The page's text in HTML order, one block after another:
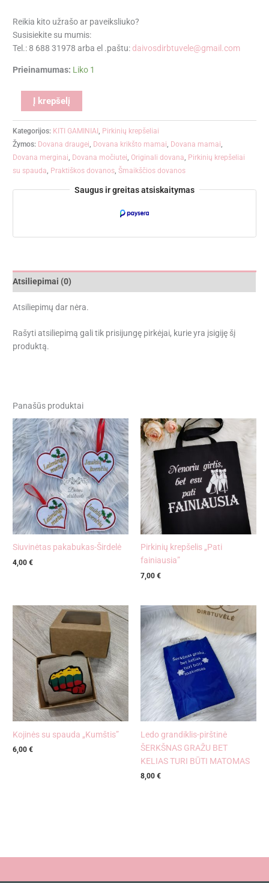
Reikia kito užrašo ar paveiksliuko?
Susisiekite su mumis:
Tel.: 8 688 31978 arba el .paštu: daivosdirbtuvele@gmail.com
Prieinamumas: Liko 1
Į krepšelį
Kategorijos: KITI GAMINIAI, Pirkinių krepšeliai
Žymos: Dovana draugei, Dovana krikšto mamai, Dovana mamai,
Dovana merginai, Dovana močiutei, Originali dovana, Pirkinių krepšeliai
su spauda, Praktiškos dovanos,Šmaikščios dovanos
Saugus ir greitas atsiskaitymas
Atsiliepimai (0)
Atsiliepimų dar nėra.
Rašyti atsiliepimą gali tik prisijungę pirkėjai, kurie yra įsigiję šį
produktą.
Panašūs produktai
Siuvinėtas pakabukas-Širdelė
4,00€
Pirkinių krepšelis „Pati
fainiausia”
7,00 €
Kojinės su spauda „Kumštis”
6,00€
Ledo grandiklis-pirštinė
ŠERKŠNAS GRAŽU BET
KELIAS TURI BŪTI MATOMAS
8,00 €